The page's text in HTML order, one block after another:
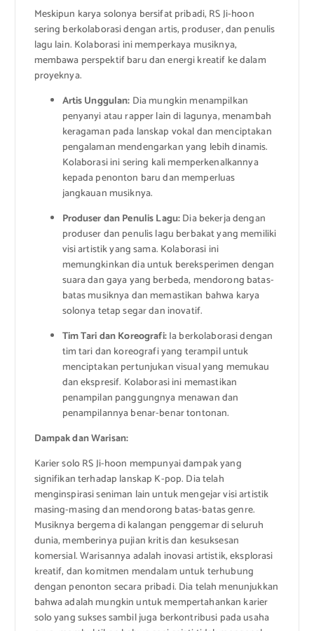
Meskipun karya solonya bersifat pribadi, RS Ji-hoon
sering berkolaborasi dengan artis, produser, dan penulis
lagu lain. Kolaborasi ini memperkaya musiknya,
membawa perspektif baru dan energi kreatif ke dalam
proyeknya.
Artis Unggulan: Dia mungkin menampilkan
penyanyi atau rapper lain di lagunya, menambah
keragaman pada lanskap vokal dan menciptakan
pengalaman mendengarkan yang lebih dinamis.
Kolaborasi ini sering kali memperkenalkannya
kepada penonton baru dan memperluas
jangkauan musiknya.
Produser dan Penulis Lagu:Dia bekerja dengan
produser dan penulis lagu berbakat yang memiliki
visi artistik yang sama. Kolaborasi ini
memungkinkan dia untuk bereksperimen dengan
suara dan gaya yang berbeda, mendorong batas-
batas musiknya dan memastikan bahwa karya
solonya tetap segar dan inovatif.
Tim Tari dan Koreografi:Ia berkolaborasi dengan
tim tari dan koreografi yang terampil untuk
menciptakan pertunjukan visual yang memukau
dan ekspresif. Kolaborasi ini memastikan
penampilan panggungnya menawan dan
penampilannya benar-benar tontonan.
Dampak dan Warisan:
Karier solo RS Ji-hoon mempunyai dampak yang
signifikan terhadap lanskap K-pop. Dia telah
menginspirasi seniman lain untuk mengejar visi artistik
masing-masing dan mendorong batas-batas genre.
Musiknya bergema di kalangan penggemar di seluruh
dunia, memberinya pujian kritis dan kesuksesan
komersial. Warisannya adalah inovasi artistik, eksplorasi
kreatif, dan komitmen mendalam untuk terhubung
dengan penonton secara pribadi. Dia telah menunjukkan
bahwa adalah mungkin untuk mempertahankan karier
solo yang sukses sambil juga berkontribusi pada usaha